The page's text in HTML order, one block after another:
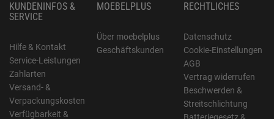
KUNDENINFOS &
SERVICE
Hilfe & Kontakt
Service-Leistungen
Zahlarten
Versand- &
Verpackungskosten
Verfügbarkeit &
MOEBELPLUS
Über moebelplus
Geschäftskunden
RECHTLICHES
Datenschutz
Cookie-Einstellungen
AGB
Vertrag widerrufen
Beschwerden &
Streitschlichtung